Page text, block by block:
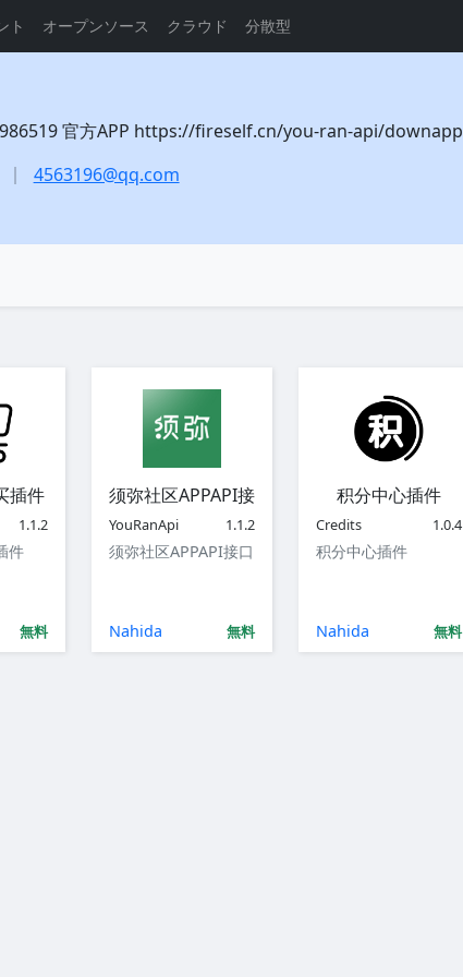
ト オープンソース クラウド 分散型
官方APP https://fireself.cn/you-ran-api/downapp
4563196@qq.com
插件
1.1.2
件
無料
须弥社区APPAPI接口
YouRanApi 1.1.2
须弥社区APPAPI接口
Nahida 無料
积分中心插件
Credits 1.0.4
积分中心插件
Nahida 無料